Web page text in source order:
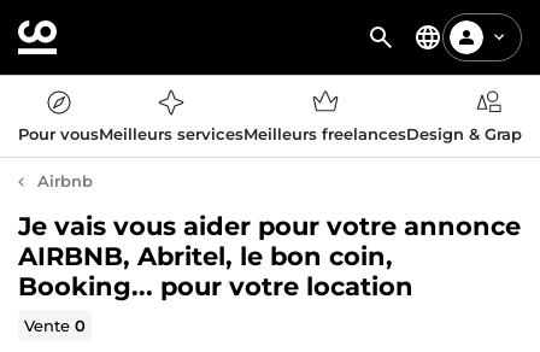
Pour vousMeilleurs servicesMeilleurs freelancesDesign &
Airbnb
Je vais vous aider pour votre annonce
AIRBNB, Abritel, le bon coin,
Booking... pour votre location
Vente0